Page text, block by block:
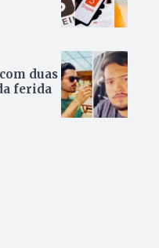
duas
ferida